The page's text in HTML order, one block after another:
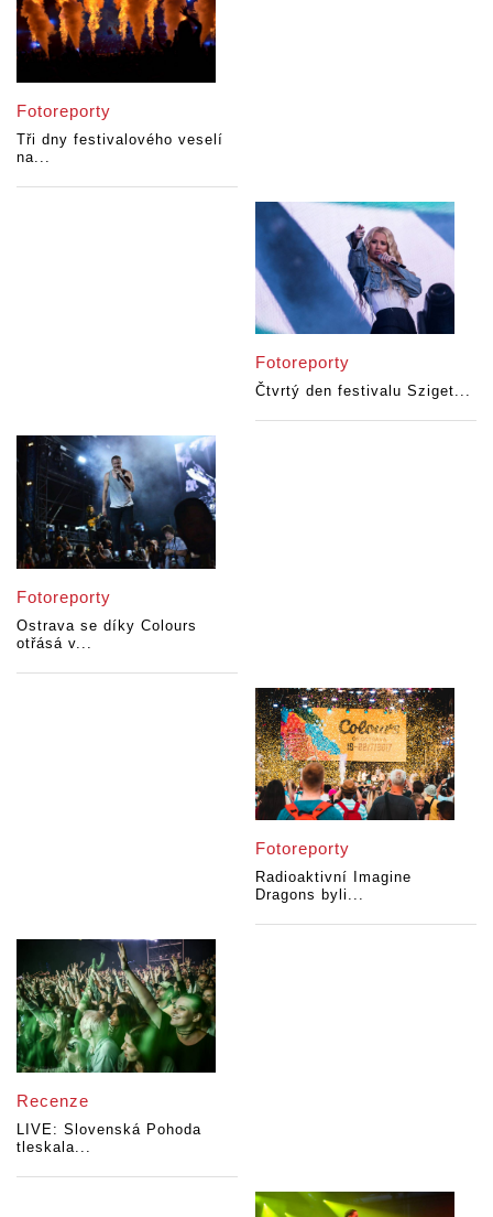
Fotoreporty
Tři dny festivalového veselí
na...
Fotoreporty
Čtvrtý den festivalu Sziget...
Fotoreporty
Ostrava se díky Colours
otřásá v...
Fotoreporty
Radioaktivní Imagine
Dragons byli...
Recenze
LIVE: Slovenská Pohoda
tleskala...